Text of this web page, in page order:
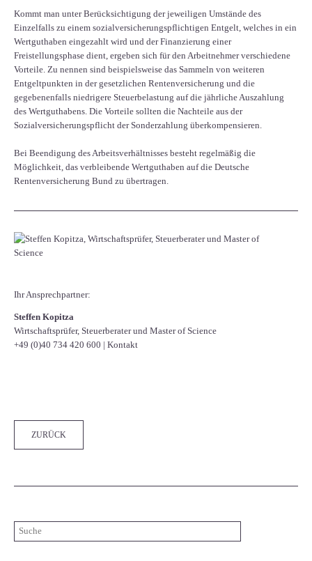
Kommt man unter Berücksichtigung der jeweiligen Umstände des
Einzelfalls zu einem sozialversicherungspflichtigen Entgelt, welches in ein
Wertguthaben eingezahlt wird und der Finanzierung einer
Freistellungsphase dient, ergeben sich für den Arbeitnehmer verschiedene
Vorteile. Zu nennen sind beispielsweise das Sammeln von weiteren
Entgeltpunkten in der gesetzlichen Rentenversicherung und die
gegebenenfalls niedrigere Steuerbelastung auf die jährliche Auszahlung
des Wertguthabens. Die Vorteile sollten die Nachteile aus der
Sozialversicherungspflicht der Sonderzahlung überkompensieren.
Bei Beendigung des Arbeitsverhältnisses besteht regelmäßig die
Möglichkeit, das verbleibende Wertguthaben auf die Deutsche
Rentenversicherung Bund zu übertragen.
Ihr Ansprechpartner:
Steffen Kopitza
Wirtschaftsprüfer, Steuerberater und Master of Science
+49 (0)40 734 420 600 | Kontakt
ZURÜCK